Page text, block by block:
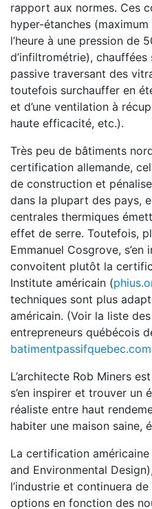
rapport aux normes. Ces
hyper-étanches
l’heure à une pression de
d’infiltrométrie), chauffées
passive traversant des
toutefois surchauffer en
et d’une ventilation à
haute efficacité, etc.).
Très peu de bâtiments
certification allemande,
de construction et
dans la plupart des pays,
centrales thermiques
effet de serre. Toutefois,
Emmanuel Cosgrove,
convoitent plutôt la
Institute américain (
techniques sont plus
américain. (Voir la liste
entrepreneurs québécois
batimentpassifquebec.com
L’architecte Rob Miners
s’en inspirer et trouver un
réaliste entre haut
habiter une maison saine,
La certification
and Environmental
l’industrie et continuera
options en fonction des